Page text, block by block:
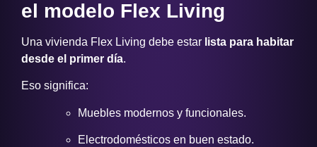
el modelo Flex Living
Una vivienda Flex Living debe estar lista para habitar
desde el primer día.
Eso significa:
Muebles modernos y funcionales.
Electrodomésticos en buen estado.